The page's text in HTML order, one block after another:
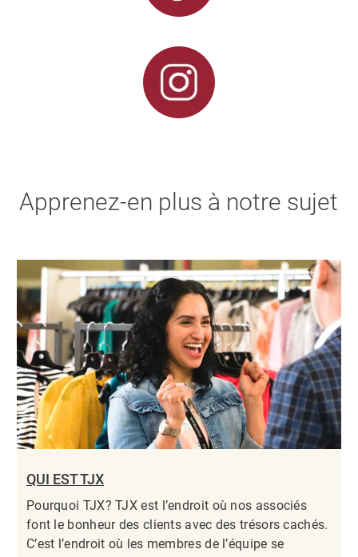
Apprenez-en plus à notre sujet
QUI EST TJX
Pourquoi TJX? TJX est l’endroit où nos associés
font le bonheur des clients avec des trésors cachés.
C’est l’endroit où les membres de l’équipe se